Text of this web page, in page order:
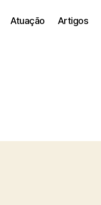
Atuação Artigos